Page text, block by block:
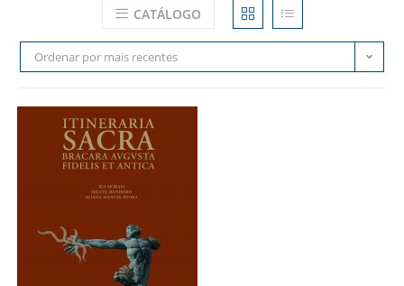
CATÁLOGO
Ordenar por mais recentes